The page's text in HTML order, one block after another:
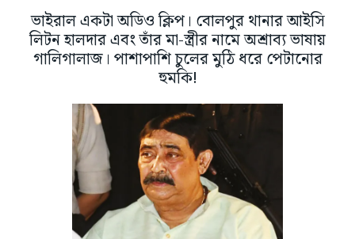
ভাইরাল একটা অডিও ক্লিপ। বোলপুর থানার আইসি
লিটন হালদার এবং তাঁর মা-স্ত্রীর নামে অশ্রাব্য ভাষায়
গালিগালাজ। পাশাপাশি চুলের মুঠি ধরে পেটানোর
হুমকি!